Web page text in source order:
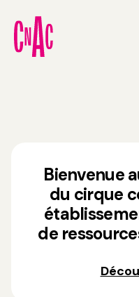
contenu
principal
Bienvenue
du cirque
de